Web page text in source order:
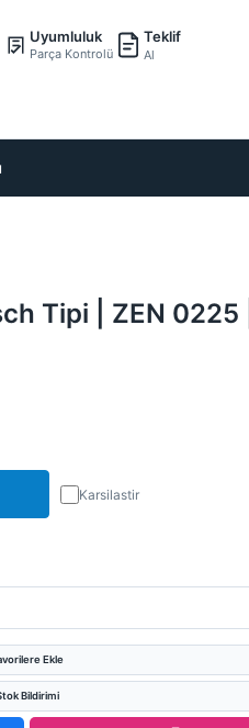
Uyumluluk
Parça Kontrolü
Teklif
Al
Tipi | ZEN
Karsilastir
Ekle
Bildirimi